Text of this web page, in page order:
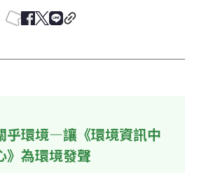
乎環境—讓《環境資訊中
》為環境發聲